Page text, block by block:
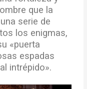
que la
serie de
los enigmas,
«puerta
espadas
intrépido».